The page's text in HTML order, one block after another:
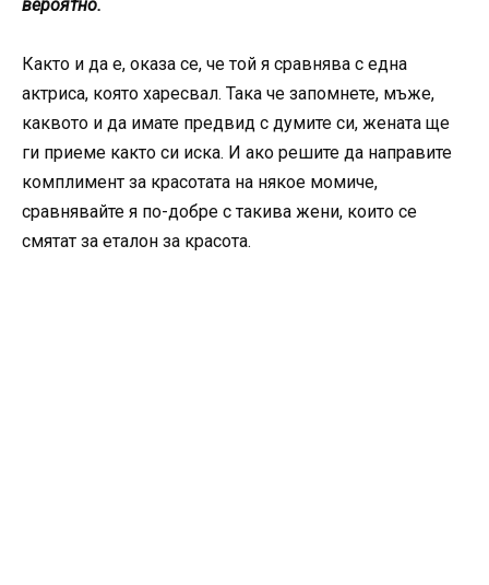
вероятно.
Както и да е, оказа се, че той я сравнява с една
актриса, която харесвал. Така че запомнете, мъже,
каквото и да имате предвид с думите си, жената ще
ги приеме както си иска. И ако решите да направите
комплимент за красотата на някое момиче,
сравнявайте я по-добре с такива жени, които се
смятат за еталон за красота.